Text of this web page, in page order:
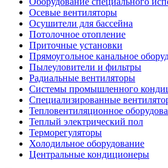
Осевые вентиляторы
Осушители для бассейна
Потолочное отопление
Приточные установки
Прямоугольное канальное
Пылеуловители и фильтры
Радиальные вентиляторы
Системы промышленного
Специализированные
Тепловентиляционное
Теплый электрический пол
Терморегуляторы
Холодильное оборудование
Центральные кондиционеры